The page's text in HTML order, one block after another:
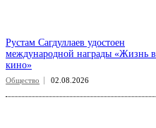
Рустам Сагдуллаев удостоен
международной награды «Жизнь в
кино»
Общество 02.08.2026